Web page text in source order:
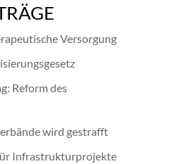
Versorgung
Reform des
wird gestrafft
Infrastrukturprojekte